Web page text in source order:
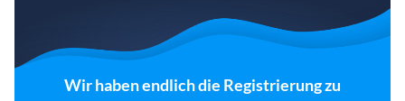
Wir haben endlich die Registrierung zu